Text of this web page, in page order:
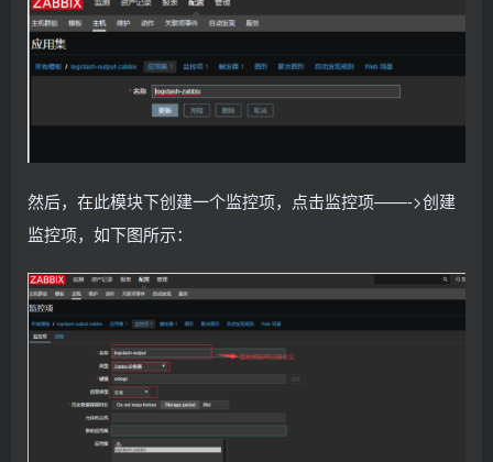
然后，在此模块下创建一个监控项，点击监控项——->创建
监控项，如下图所示：